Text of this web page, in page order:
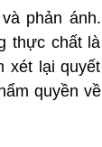
phản ánh.
thực chất là
xét lại quyết
quyền về